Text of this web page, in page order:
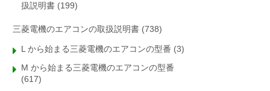
扱説明書 (199)
三菱電機のエアコンの取扱説明書 (738)
L から始まる三菱電機のエアコンの型番 (3)
M から始まる三菱電機のエアコンの型番
(617)